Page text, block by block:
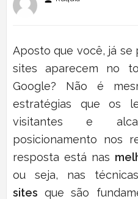
Aposto que você, já se
sites aparecem no
Google? Nãoé
estratégias que os
visitantes e
posicionamento nos
resposta está nas
ou seja, nas
sites que são